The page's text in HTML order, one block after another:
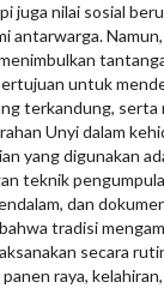
juga nilai sosial
antarwarga.
untuk
terkandung,
Unyi dalam
yang digunakan
teknik
dan
tradisi
secara
raya,